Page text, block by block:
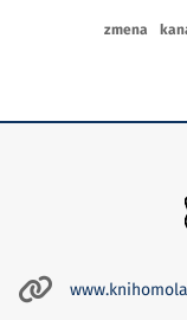
zmena